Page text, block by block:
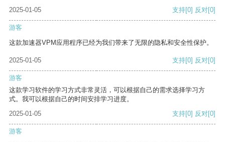
2025-01-05
支持[0] 反对[0]
游客
这款加速器VPM应用程序已经为我们带来了无限的隐私和安全性保护。
2025-01-05 支持[0] 反对[0]
游客
这款学习软件的学习方式非常灵活，可以根据自己的需求选择学习方
式。我可以根据自己的时间安排学习进度。
2025-01-05
支持[0] 反对[0]
游客